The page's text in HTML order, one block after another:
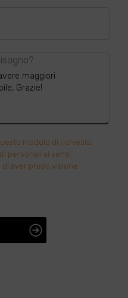
modulo di richiesta,
personali ai sensi
aver preso visione